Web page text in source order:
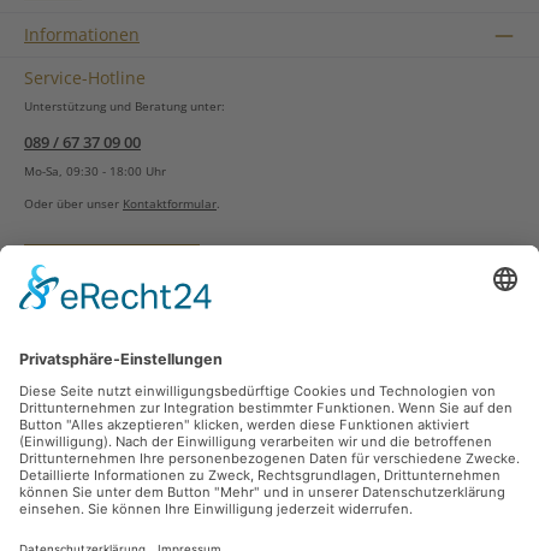
Informationen
Service-Hotline
Unterstützung und Beratung unter:
089 / 67 37 09 00
Mo-Sa, 09:30 - 18:00 Uhr
Oder über unser Kontaktformular.
Vertrag widerrufen
Zahlungsarten
Sicher Einkaufen
Ladengeschäft
Newsletter